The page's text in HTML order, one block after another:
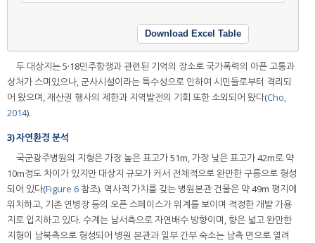
Download Excel Table
두 대상지는 5·18민주항쟁과 관련된 기억의 장소로 국가폭력의 아픈 고통과
상처가 스며있으나, 군사시설이라는 특수성으로 인하여 시민들로부터 격리되
어 왔으며, 재산권 행사의 제한과 지역발전의 기회 또한 소외되어 왔다(Cho,
2014).
3) 자연환경 분석
국군광주병원의 지형은 가장 높은 표고가 51m, 가장 낮은 표고가 42m로 약
10m정도 차이가 있지만 대상지 규모가 커서 전체적으로 완만한 구릉으로 형성
되어 있다(Figure 6 참조). 역사적 가치를 갖는 병원본관 건물은 약 49m 평지에
위치하고, 기존 연병장 등의 오픈 스페이스가 위계를 보이며 적정한 개발 가용
지로 입지하고 있다. 수계는 남서측으로 자연배수 방향이며, 향은 넓고 완만한
지형이 남북측으로 형성되어 병원 본관과 일부 간부 숙소는 남측 면으로 열려